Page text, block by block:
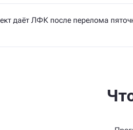
даёт ЛФК после перелома